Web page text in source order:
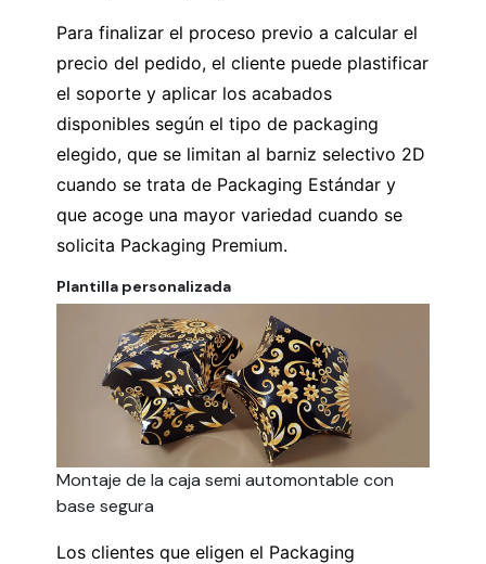
Para finalizar el proceso previo a calcular el
precio del pedido, el cliente puede plastificar
el soporte y aplicar los acabados
disponibles según el tipo de packaging
elegido, que se limitan al barniz selectivo 2D
cuando se trata de Packaging Estándar y
que acoge una mayor variedad cuando se
solicita Packaging Premium.
Plantilla personalizada
Montaje de la caja semi automontable con
base segura
Los clientes que eligen el Packaging